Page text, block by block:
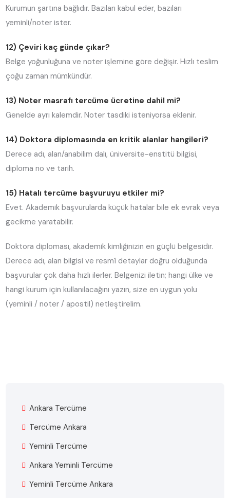
Kurumun şartına bağlıdır. Bazıları kabul eder, bazıları
yeminli/noter ister.
12) Çeviri kaç günde çıkar?
Belge yoğunluğuna ve noter işlemine göre değişir. Hızlı teslim
çoğu zaman mümkündür.
13) Noter masrafı tercüme ücretine dahil mi?
Genelde ayrı kalemdir. Noter tasdiki isteniyorsa eklenir.
14) Doktora diplomasında en kritik alanlar hangileri?
Derece adı, alan/anabilim dalı, üniversite-enstitü bilgisi,
diploma no ve tarih.
15) Hatalı tercüme başvuruyu etkiler mi?
Evet. Akademik başvurularda küçük hatalar bile ek evrak veya
gecikme yaratabilir.
Doktora diploması, akademik kimliğinizin en güçlü belgesidir.
Derece adı, alan bilgisi ve resmî detaylar doğru olduğunda
başvurular çok daha hızlı ilerler. Belgenizi iletin; hangi ülke ve
hangi kurum için kullanılacağını yazın, size en uygun yolu
(yeminli / noter / apostil) netleştirelim.
Ankara Tercüme
Tercüme Ankara
Yeminli Tercüme
Ankara Yeminli Tercüme
Yeminli Tercüme Ankara